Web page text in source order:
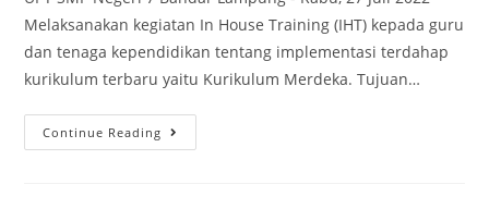
Melaksanakan kegiatan In House Training (IHT) kepada guru
dan tenaga kependidikan tentang implementasi terdahap
kurikulum terbaru yaitu Kurikulum Merdeka. Tujuan…
Continue Reading